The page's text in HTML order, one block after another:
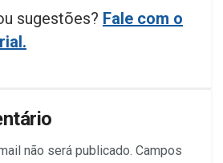
sugestões? Fale com o
não será publicado. Campos